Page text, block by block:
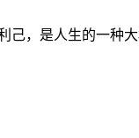
，是人生的一种